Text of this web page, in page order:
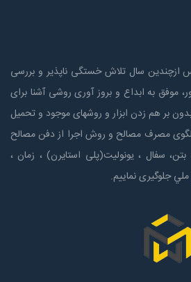
ازچندين سال تلاش خستگی ناپذير و بررسی
موفق به ابداع و بروز آوری روشی آشنا برای
بر هم زدن ابزار و روشهای موجود و تحمیل
مصرف مصالح و روش اجرا از دفن مصالح
بتن، سفال ، یونولیت(پلی استايرن) ، زمان ،
جلوگیری نماییم.